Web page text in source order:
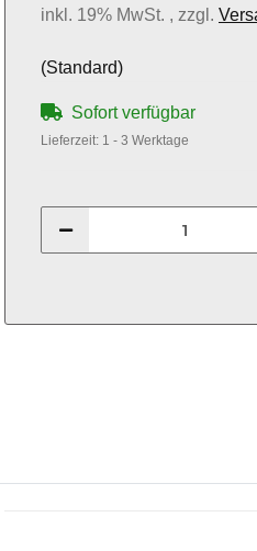
inkl. 19% MwSt. , zzgl.
(Standard)
Sofort verfügbar
Lieferzeit: 1 - 3 Werktage